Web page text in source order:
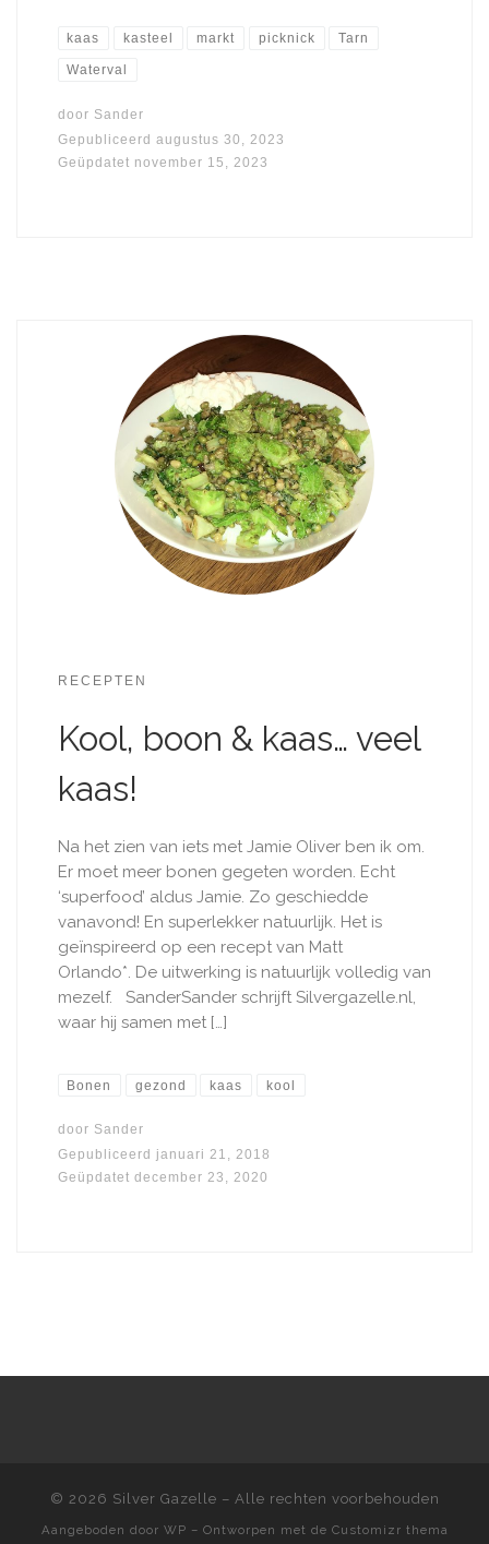
kaas kasteel markt picknick Tarn
Waterval
door Sander
Gepubliceerd augustus 30, 2023
Geüpdatet november 15, 2023
RECEPTEN
Kool, boon & kaas… veel
kaas!
Na het zien van iets met Jamie Oliver ben ik om.
Er moet meer bonen gegeten worden. Echt
‘superfood’ aldus Jamie. Zo geschiedde
vanavond! En superlekker natuurlijk. Het is
geïnspireerd op een recept van Matt
Orlando*. De uitwerking is natuurlijk volledig van
mezelf. SanderSander schrijft Silvergazelle.nl,
waar hij samen met […]
Bonen gezond kaas kool
door Sander
Gepubliceerd januari 21, 2018
Geüpdatet december 23, 2020
© 2026 Silver Gazelle – Alle rechten voorbehouden
Aangeboden door WP – Ontworpen met de Customizr thema